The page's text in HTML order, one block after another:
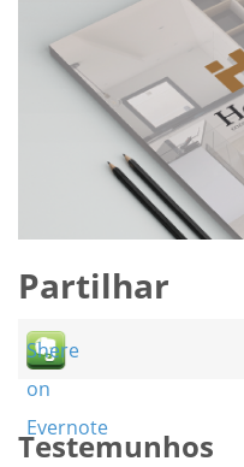
Partilhar
Shere
on
Evernote
Testemunhos